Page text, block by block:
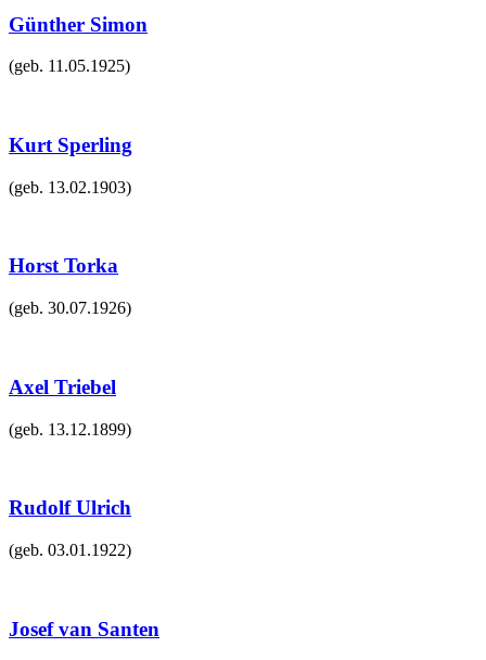
Günther Simon
(geb. 11.05.1925)
Kurt Sperling
(geb. 13.02.1903)
Horst Torka
(geb. 30.07.1926)
Axel Triebel
(geb. 13.12.1899)
Rudolf Ulrich
(geb. 03.01.1922)
Josef van Santen